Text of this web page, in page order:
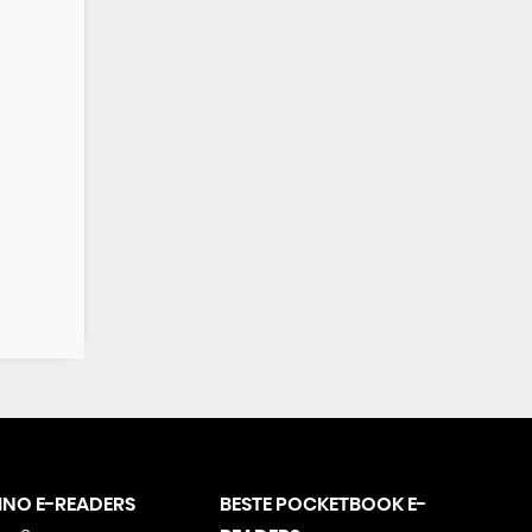
E-READERS
BESTE POCKETBOOK E-